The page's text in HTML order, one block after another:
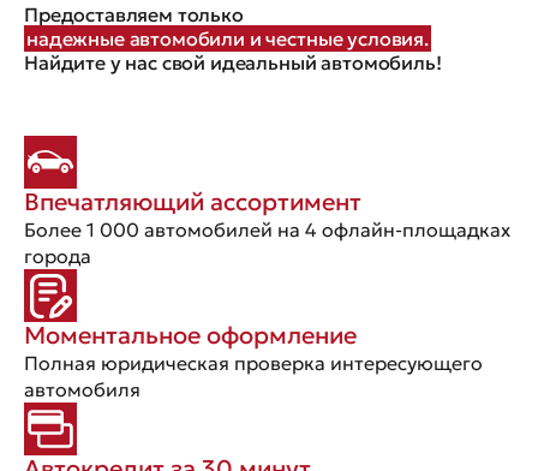
Предоставляем только
надежные автомобили и честные условия.
Найдите у нас свой идеальный автомобиль!
Впечатляющий ассортимент
Более 1 000 автомобилей на 4 офлайн-площадках
города
Моментальное оформление
Полная юридическая проверка интересующего
автомобиля